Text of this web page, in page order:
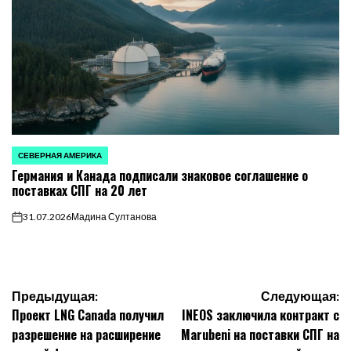
ОПУБЛИКОВАНО
В
СЕВЕРНАЯ АМЕРИКА
Германия и Канада подписали знаковое соглашение о
поставках СПГ на 20 лет
on31.07.2026Мадина Султанова
Навигация
по
Предыдущая:
Проект LNG Canada получил
разрешение на расширение
Следующая:
INEOS заключила контракт с
Marubeni на поставки СПГ на